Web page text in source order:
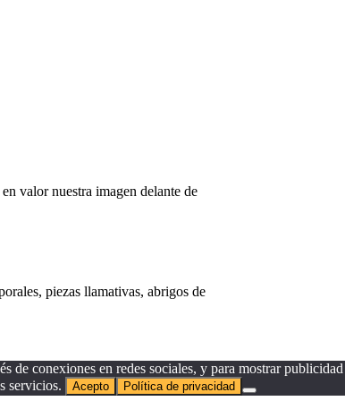
valor nuestra imagen delante de
piezas llamativas, abrigos de
conexiones en redes sociales, y para mostrar
servicios.
Acepto Política de privacidad